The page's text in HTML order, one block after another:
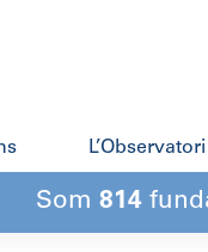
L’Observatori
Som 814